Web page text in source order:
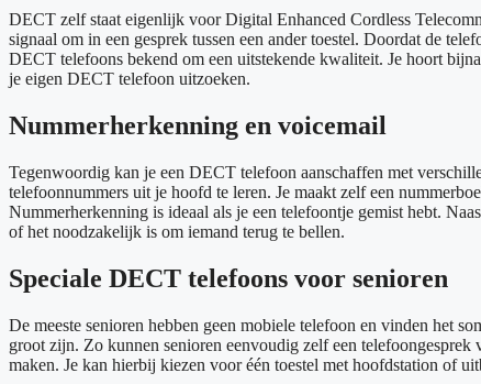
DECT zelf staat eigenlijk voor Digital Enhanced Cordless
signaal om in een gesprek tussen een ander toestel. Doordat de
DECT telefoons bekend om een uitstekende kwaliteit. Je hoort
je eigen DECT telefoon uitzoeken.
Nummerherkenning en voicemail
Tegenwoordig kan je een DECT telefoon aanschaffen met
telefoonnummers uit je hoofd te leren. Je maakt zelf een
Nummerherkenning is ideaal als je een telefoontje gemist hebt.
of het noodzakelijk is om iemand terug te bellen.
Speciale DECT telefoons voor senioren
De meeste senioren hebben geen mobiele telefoon en vinden het
groot zijn. Zo kunnen senioren eenvoudig zelf een
maken. Je kan hierbij kiezen voor één toestel met hoofdstation of